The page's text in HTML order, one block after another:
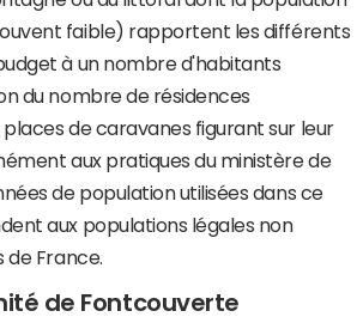
faible) rapportent les différents
à un nombre d'habitants
du nombre de résidences
de caravanes figurant sur leur
aux pratiques du ministère de
de population utilisées dans ce
aux populations légales non
de France.
de Fontcouverte